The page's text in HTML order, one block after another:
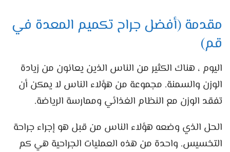
مقدمة (أفضل جراح تكميم المعدة في
قم)
اليوم ، هناك الكثير من الناس الذين يعانون من زيادة
الوزن والسمنة. مجموعة من هؤلاء الناس لا يمكن أن
تفقد الوزن مع النظام الغذائي وممارسة الرياضة.
الحل الذي وضعه هؤلاء الناس من قبل هو إجراء جراحة
التخسيس. واحدة من هذه العمليات الجراحية هي كم